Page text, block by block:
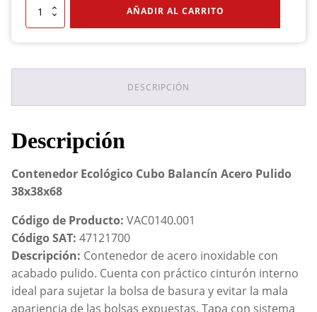
Contenedor
Ecológico
Balancín
AÑADIR AL CARRITO
DESCRIPCIÓN
Descripción
Contenedor Ecológico Cubo Balancín Acero Pulido
38x38x68
Código de Producto: VAC0140.001
Código SAT: 47121700
Descripción: Contenedor de acero inoxidable con
acabado pulido. Cuenta con práctico cinturón interno
ideal para sujetar la bolsa de basura y evitar la mala
apariencia de las bolsas expuestas. Tapa con sistema